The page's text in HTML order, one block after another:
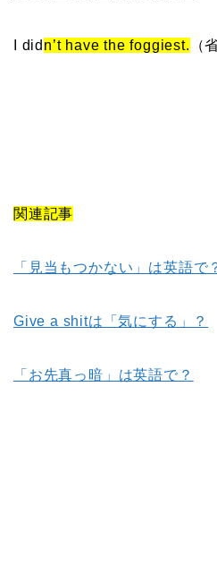
I did n’t have the foggiest. （
関連記事
「見当もつかない」は英語で
Give a shitは「気にする」？
「お先真っ暗」は英語で？